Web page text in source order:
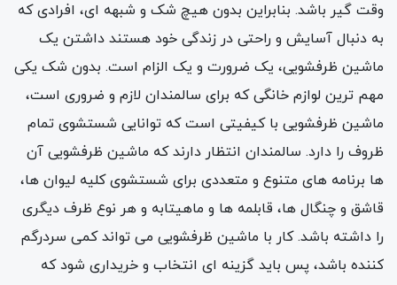
وقت گیر باشد. بنابراین بدون هیچ شک و شبهه ای‌، افرادی که
به دنبال آسایش و راحتی در زندگی خود هستند داشتن یک
ماشین ظرفشویی، یک ضرورت و یک الزام است. بدون شک یکی
مهم ترین لوازم خانگی که برای سالمندان لازم و ضروری است،
ماشین ظرفشویی با کیفیتی است که توانایی شستشوی تمام
ظروف را دارد. سالمندان انتظار دارند که ماشین ظرفشویی آن
ها برنامه های متنوع و متعددی برای شستشوی کلیه لیوان ها،
قاشق و چنگال ها، قابلمه ها و ماهیتابه و هر نوع ظرف دیگری
را داشته باشد. کار با ماشین ظرفشویی می تواند کمی سردرگم
کننده باشد، پس باید گزینه ای انتخاب و خریداری شود که